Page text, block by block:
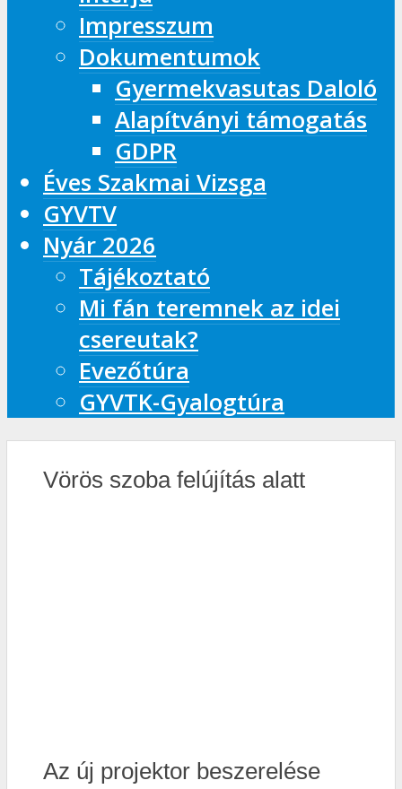
Impresszum
Dokumentumok
Gyermekvasutas Daloló
Alapítványi támogatás
GDPR
Éves Szakmai Vizsga
GYVTV
Nyár 2026
Tájékoztató
Mi fán teremnek az idei
csereutak?
Evezőtúra
GYVTK-Gyalogtúra
Vörös szoba felújítás alatt
Az új projektor beszerelése